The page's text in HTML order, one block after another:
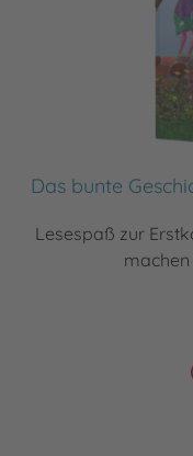
Das bunte
Lesespaß zur